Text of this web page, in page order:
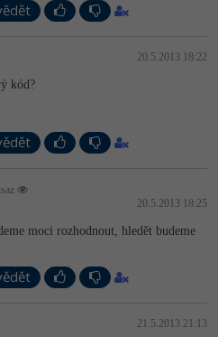
20.5.2013 18:22
kód?
20.5.2013 18:25
moci rozhodnout, hledět budeme
21.5.2013 21:13